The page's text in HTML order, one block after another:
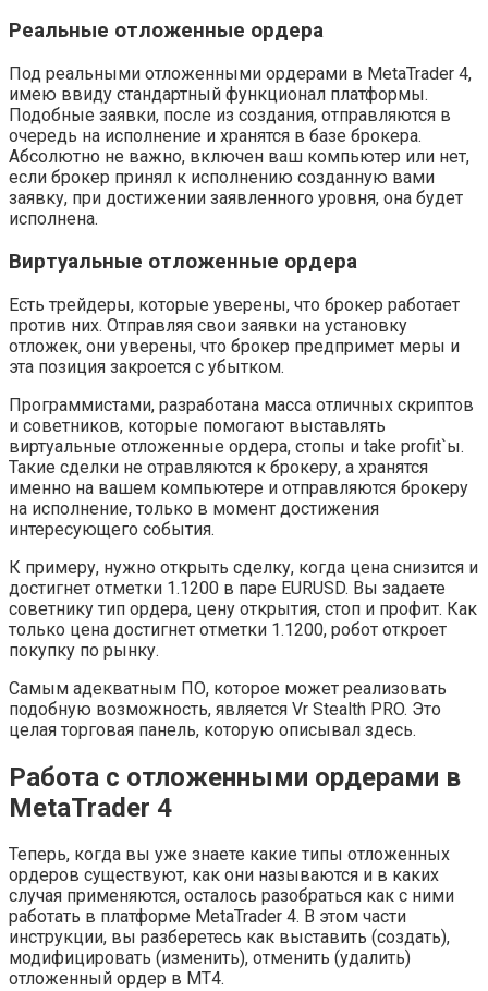
Реальные отложенные ордера
Под реальными отложенными ордерами в MetaTrader 4,
имею ввиду стандартный функционал платформы.
Подобные заявки, после из создания, отправляются в
очередь на исполнение и хранятся в базе брокера.
Абсолютно не важно, включен ваш компьютер или нет,
если брокер принял к исполнению созданную вами
заявку, при достижении заявленного уровня, она будет
исполнена.
Виртуальные отложенные ордера
Есть трейдеры, которые уверены, что брокер работает
против них. Отправляя свои заявки на установку
отложек, они уверены, что брокер предпримет меры и
эта позиция закроется с убытком.
Программистами, разработана масса отличных скриптов
и советников, которые помогают выставлять
виртуальные отложенные ордера, стопы и take profit`ы.
Такие сделки не отравляются к брокеру, а хранятся
именно на вашем компьютере и отправляются брокеру
на исполнение, только в момент достижения
интересующего события.
К примеру, нужно открыть сделку, когда цена снизится и
достигнет отметки 1.1200 в паре EURUSD. Вы задаете
советнику тип ордера, цену открытия, стоп и профит. Как
только цена достигнет отметки 1.1200, робот откроет
покупку по рынку.
Самым адекватным ПО, которое может реализовать
подобную возможность, является Vr Stealth PRO. Это
целая торговая панель, которую описывал здесь.
Работа с отложенными ордерами в
MetaTrader 4
Теперь, когда вы уже знаете какие типы отложенных
ордеров существуют, как они называются и в каких
случая применяются, осталось разобраться как с ними
работать в платформе MetaTrader 4. В этом части
инструкции, вы разберетесь как выставить (создать),
модифицировать (изменить), отменить (удалить)
отложенный ордер в MT4.